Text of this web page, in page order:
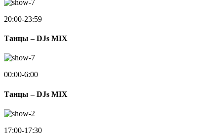
20:00-23:59
Танцы – DJs MIX
00:00-6:00
Танцы – DJs MIX
17:00-17:30